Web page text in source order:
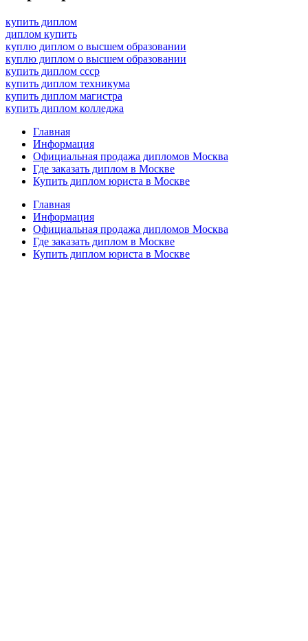
купить диплом
диплом купить
куплю диплом о высшем образовании
куплю диплом о высшем образовании
купить диплом ссср
купить диплом техникума
купить диплом магистра
купить диплом колледжа
Главная
Информация
Официальная продажа дипломов Москва
Где заказать диплом в Москве
Купить диплом юриста в Москве
Главная
Информация
Официальная продажа дипломов Москва
Где заказать диплом в Москве
Купить диплом юриста в Москве